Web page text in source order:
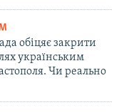
обіцяє закрити
українським
Чи реально